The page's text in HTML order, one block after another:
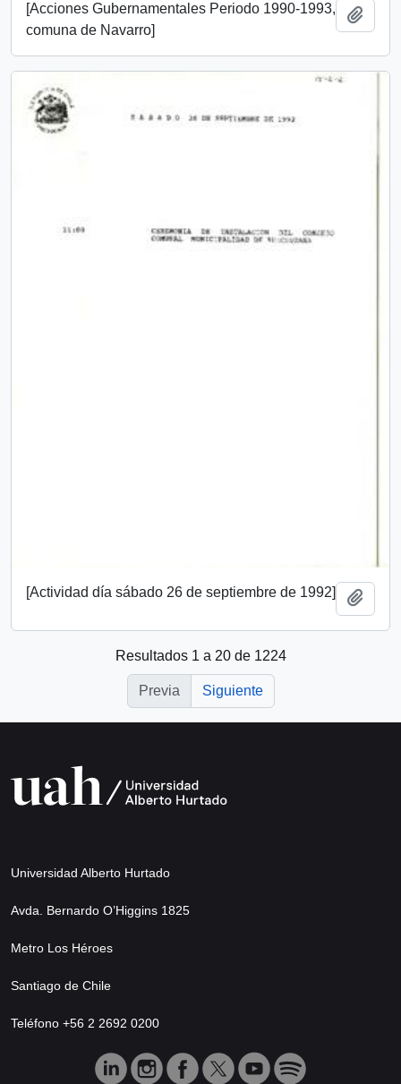
[Acciones Gubernamentales Periodo 1990-1993,
comuna de Navarro]
[Actividad día sábado 26 de septiembre de 1992]
Resultados 1 a 20 de 1224
Previa Siguiente
Universidad Alberto Hurtado
Avda. Bernardo O’Higgins 1825
Metro Los Héroes
Santiago de Chile
Teléfono +56 2 2692 0200